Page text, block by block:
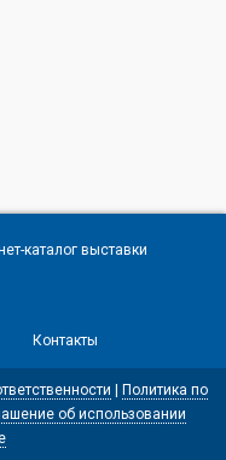
каталог выставки
Контакты
Политика по
об использовании